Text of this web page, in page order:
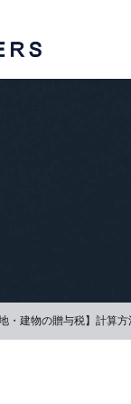
地・建物の贈与税】計算